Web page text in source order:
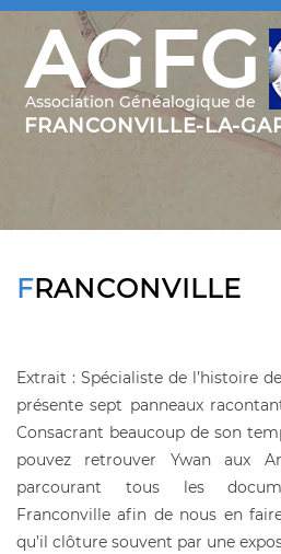
FRANCONVILLE
Extrait : Spécialiste de l’histoire
présente sept panneaux
Consacrant beaucoup de son
pouvez retrouver Ywan aux
parcourant tous les
Franconville afin de nous en
qu’il clôture souvent par une